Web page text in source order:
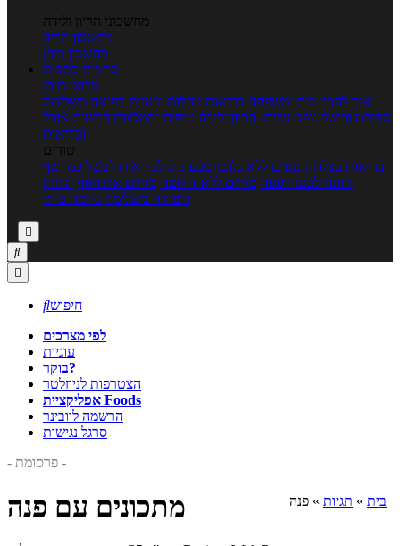
מחשבוני הריון ולידה
מחשבון הריון
מחשבון ביוץ
כתבות כתבות
ערוצי תוכן
איך להכין בית ומשפחה בריאות מחלות ובעיות רפואה משלימה
ספורט וכושר גופני נשים, הריון ולידה טיפים והמלצות חדשות אוכל
ובריאות
טורים
בריאות בצלחת טעים ללא גלוטן טבעונות לבריאות לבשל כמו שף
תזונה לבטן רגועה מרזים ללא דיאטה מזיזים את הגוף הרזיה
ורפואה משלימה גורמה ביתי



חיפוש
לפי מצרכים
עוגיות
בוקר?
הצטרפות לניוזלטר
אפליקציית Foods
הרשמה לוובינר
סרגל נגישות
- פרסומת -
בית » תגיות » פנה מתכונים עם פנה